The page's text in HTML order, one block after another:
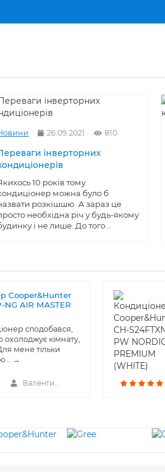
26.09.2021 810
інверторних
10 років тому
можна було б
розкішшю. А зараз це
необхідна річ у будь-якому
і не лише. До того ..
Cooper&Hunter
NG AIR MASTER
сподобався,
кімнату,
мене тільки
.. →
Валентина